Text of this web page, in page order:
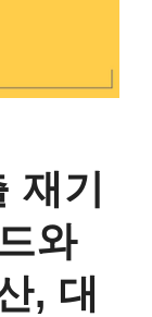
재기
와
, 대